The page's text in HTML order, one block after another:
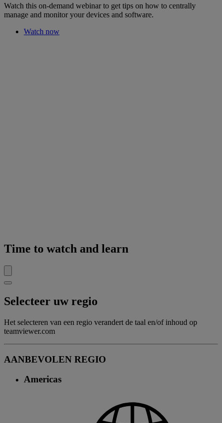
Watch this on-demand webinar to get tips on how to centrally
manage and monitor your devices and software.
Watch now
Time to watch and learn
Selecteer uw regio
Het selecteren van een regio verandert de taal en/of inhoud op
teamviewer.com
AANBEVOLEN REGIO
Americas